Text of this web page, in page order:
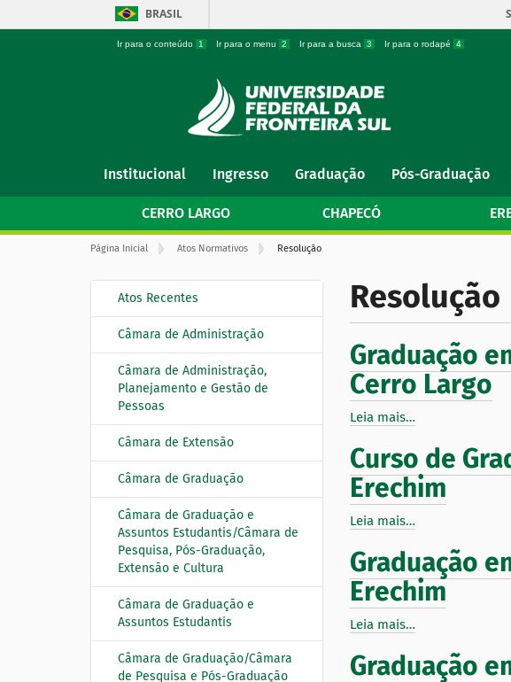
BRASIL
Ir para o conteúdo 1 Ir para o menu 2 Ir para a busca 3 Ir para o rodapé 4
v
g
Institucional Ingresso Graduação Pós-Graduação
CERRO LARGO CHAPECÓ
V
s
a
Página Inicial Atos Normativos Resolução
ã
Atos Recentes
Câmara de Administração
Câmara de Administração,
Planejamento e Gestão de
Pessoas
Câmara de Extensão
Câmara de Graduação
Câmara de Graduação e
Assuntos Estudantis/Câmara de
Pesquisa, Pós-Graduação,
Extensão e Cultura
Câmara de Graduação e
Assuntos Estudantis
Câmara de Graduação/Câmara
de Pesquisa e Pós-Graduação
Resolução
Graduação
Cerro Largo
Leia mais…
Curso de
Erechim
Leia mais…
Graduação
Erechim
Leia mais…
Graduação